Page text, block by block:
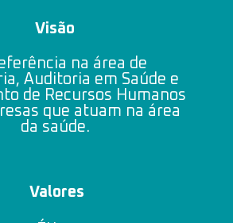
Visão
na área de
Auditoria em Saúde e
de Recursos Humanos
que atuam na área
da saúde.
Valores